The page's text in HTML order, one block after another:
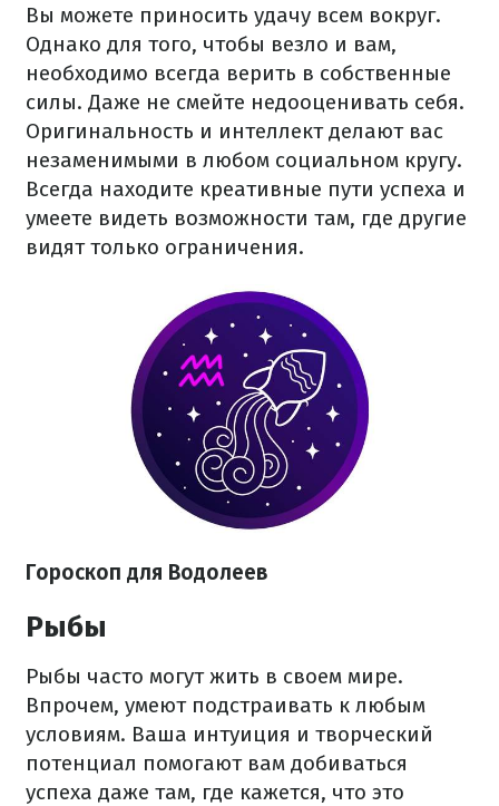
Вы можете приносить удачу всем вокруг.
Однако для того, чтобы везло и вам,
необходимо всегда верить в собственные
силы. Даже не смейте недооценивать себя.
Оригинальность и интеллект делают вас
незаменимыми в любом социальном кругу.
Всегда находите креативные пути успеха и
умеете видеть возможности там, где другие
видят только ограничения.
Гороскоп для Водолеев
Рыбы
Рыбы часто могут жить в своем мире.
Впрочем, умеют подстраивать к любым
условиям. Ваша интуиция и творческий
потенциал помогают вам добиваться
успеха даже там, где кажется, что это